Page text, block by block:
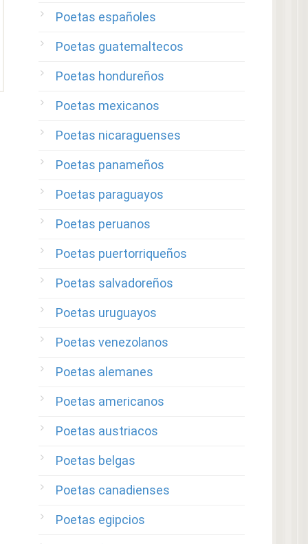
Poetas españoles
Poetas guatemaltecos
Poetas hondureños
Poetas mexicanos
Poetas nicaraguenses
Poetas panameños
Poetas paraguayos
Poetas peruanos
Poetas puertorriqueños
Poetas salvadoreños
Poetas uruguayos
Poetas venezolanos
Poetas alemanes
Poetas americanos
Poetas austriacos
Poetas belgas
Poetas canadienses
Poetas egipcios